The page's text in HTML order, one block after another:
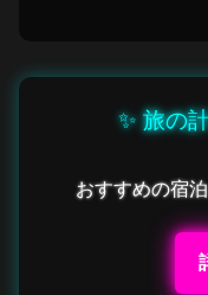
✨ 旅の
おすすめの宿